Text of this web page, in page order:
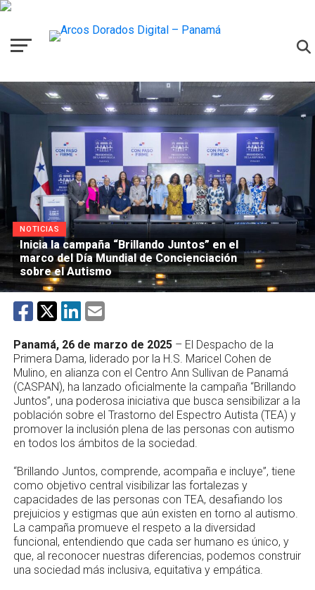
NOTICIAS
Inicia la campaña “Brillando Juntos” en el
marco del Día Mundial de Concienciación
sobre el Autismo
Panamá, 26 de marzo de 2025– El Despacho de la
Primera Dama, liderado por la H.S. Maricel Cohen de
Mulino, en alianza con el Centro Ann Sullivan de Panamá
(CASPAN), ha lanzado oficialmente la campaña “Brillando
Juntos”, una poderosa iniciativa que busca sensibilizar a la
población sobre el Trastorno del Espectro Autista (TEA) y
promover la inclusión plena de las personas con autismo
en todos los ámbitos de la sociedad.
“Brillando Juntos, comprende, acompaña e incluye”, tiene
como objetivo central visibilizar las fortalezas y
capacidades de las personas con TEA, desafiando los
prejuicios y estigmas que aún existen en torno al autismo.
La campaña promueve el respeto a la diversidad
funcional, entendiendo que cada ser humano es único, y
que, al reconocer nuestras diferencias, podemos construir
una sociedad más inclusiva, equitativa y empática.